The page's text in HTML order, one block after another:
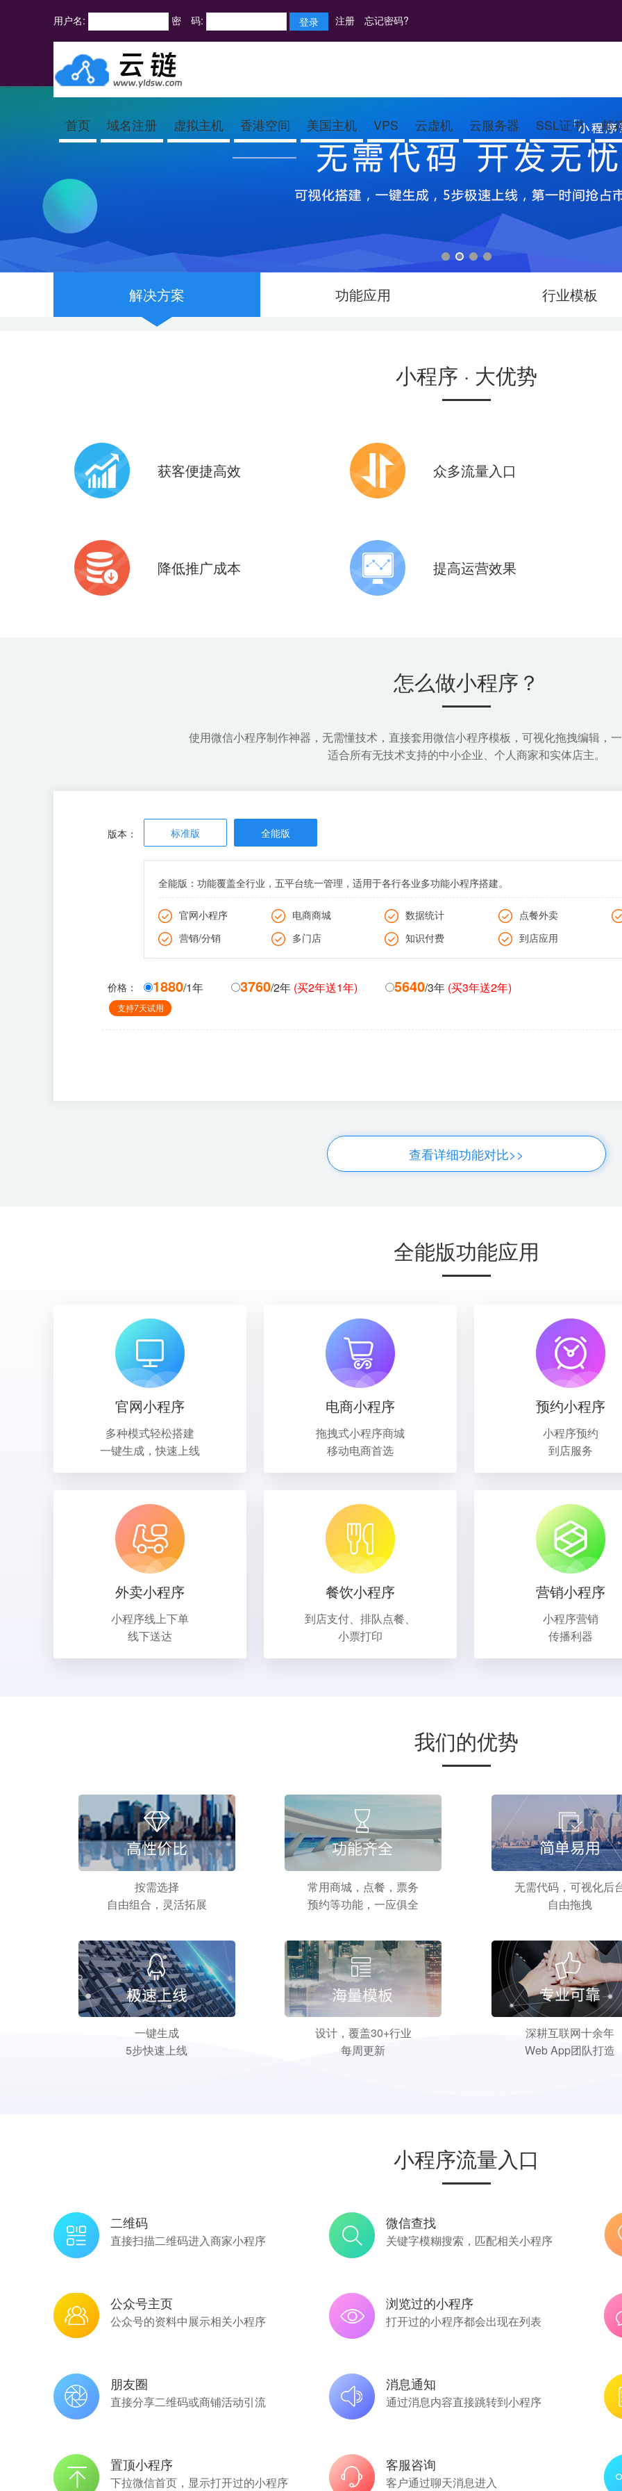
用户名: 密 码: 注册 忘记密码?
首页 域名注册 虚拟主机 香港空间 美国主机 VPS 云虚机 云服务器 SSL证书 邮
解决方案 功能应用 行业模板
小程序 · 大优势
获客便捷高效
6亿+微信支付用户
众多流量入口
助力全面布局微信新生态
降低推广成本 提高运营效果
怎么做小程序？
使用微信小程序制作神器，无需懂技术，直接套用微信小程序模板，可视化拖拽编辑，
适合所有无技术支持的中小企业、个人商家和实体店主。
版本： 标准版 全能版
全能版：功能覆盖全行业，五平台统一管理，适用于各行各业多功能小程序搭建。
官网小程序 电商商城 数据统计
点餐外卖
营销/分销
多门店 知识付费 到店应用
价格：
支持7天试用
1880/1年 3760/2年 (买2年送1年) 5640/3年 (买3年送2年)
查看详细功能对比>>
全能版功能应用
官网小程序
多种模式轻松搭建
一键生成，快速上线
电商小程序
拖拽式小程序商城
移动电商首选
预约小程序
小程序预约
到店服务
外卖小程序
小程序线上下单
线下送达
餐饮小程序
到店支付、排队点餐、
小票打印
营销小程序
小程序营销
传播利器
我们的优势
按需选择
自由组合，灵活拓展
常用商城，点餐，票务
预约等功能，一应俱全
无需代码，可视化后
自由拖拽
一键生成
5步快速上线
设计，覆盖30+行业
每周更新
深耕互联网十余年
Web App团队打造
小程序流量入口
二维码
直接扫描二维码进入商家小程序
微信查找
关键字模糊搜索，匹配相关小程序
公众号主页
公众号的资料中展示相关小程序
浏览过的小程序
打开过的小程序都会出现在列表
朋友圈
直接分享二维码或商铺活动引流
消息通知
通过消息内容直接跳转到小程序
置顶小程序
下拉微信首页，显示打开过的小程序
客服咨询
客户通过聊天消息进入